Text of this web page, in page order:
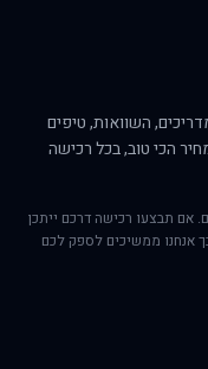
השוואות, טיפים
הכי טוב, בכל רכישה
אם תבצעו רכישה דרכם ייתכן
אנחנו ממשיכים לספק לכם